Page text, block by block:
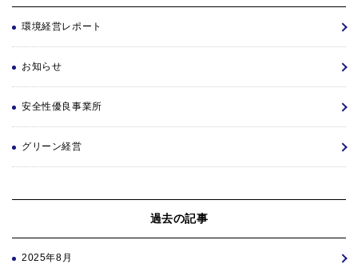
環境経営レポート
お知らせ
安全性優良事業所
グリーン経営
過去の記事
2025年8月